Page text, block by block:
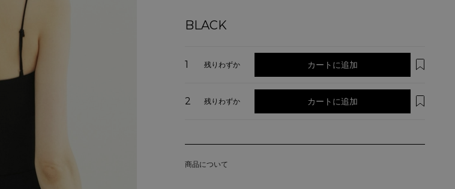
BLACK
1 残りわずか カートに追加
2 残りわずか カートに追加
商品について